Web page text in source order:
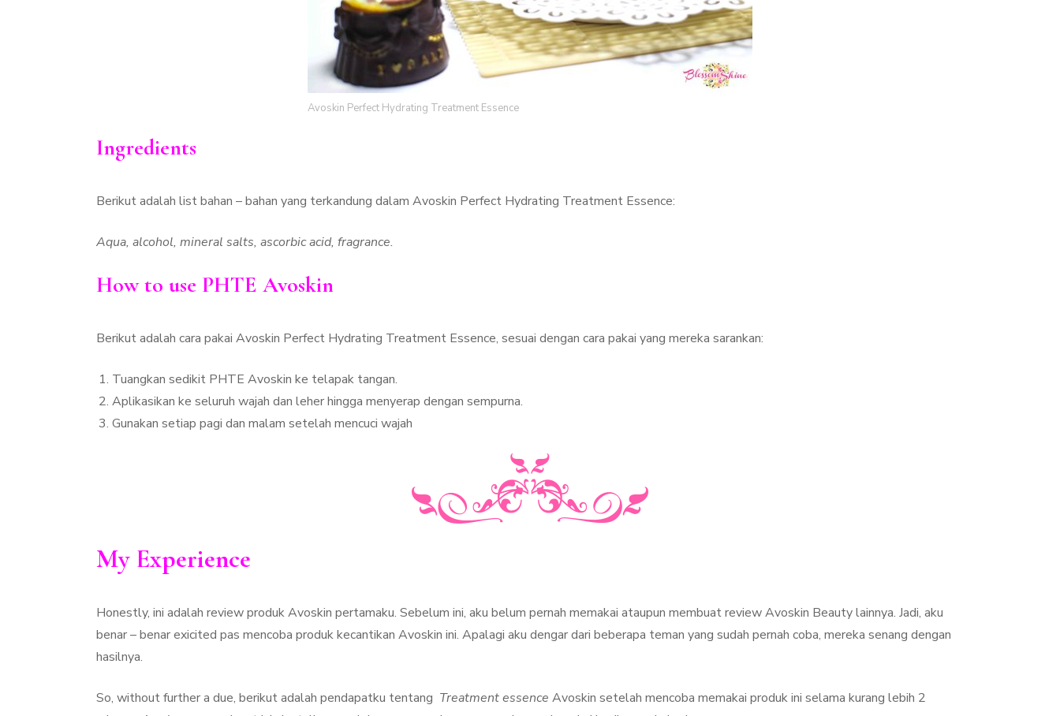
Avoskin Perfect Hydrating Treatment Essence
Ingredients
Berikut adalah list bahan – bahan yang terkandung dalam Avoskin Perfect Hydrating Treatment Essence:
Aqua, alcohol, mineral salts, ascorbic acid, fragrance.
How to use PHTE Avoskin
Berikut adalah cara pakai Avoskin Perfect Hydrating Treatment Essence, sesuai dengan cara pakai yang mereka sarankan:
Tuangkan sedikit PHTE Avoskin ke telapak tangan.
Aplikasikan ke seluruh wajah dan leher hingga menyerap dengan sempurna.
Gunakan setiap pagi dan malam setelah mencuci wajah
My Experience
Honestly, ini adalah review produk Avoskin pertamaku. Sebelum ini, aku belum pernah memakai ataupun membuat review Avoskin Beauty lainnya. Jadi, aku
benar – benar exicited pas mencoba produk kecantikan Avoskin ini. Apalagi aku dengar dari beberapa teman yang sudah pernah coba, mereka senang dengan
hasilnya.
So, without further a due, berikut adalah pendapatku tentang Treatment essence Avoskin setelah mencoba memakai produk ini selama kurang lebih 2